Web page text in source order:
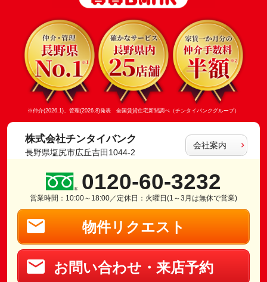
※仲介(2026.1)、管理(2026.8)発表 全国賃貸住宅新聞調べ（チンタイバンクグループ）
株式会社チンタイバンク
長野県塩尻市広丘吉田1044-2
会社案内
0120-60-3232
営業時間：10:00～18:00／定休日：火曜日(1～3月は無休で営業)
物件リクエスト
お問い合わせ・来店予約